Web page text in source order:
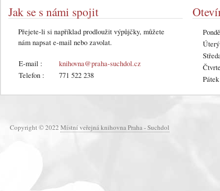
Jak se s námi spojit
Přejete-li si například prodloužit výpůjčky, můžete
nám napsat e-mail nebo zavolat.
E-mail :
knihovna@praha-suchdol.cz
Telefon :
771 522 238
Copyright © 2022 Místní veřejná knihovna Praha - Suchdol